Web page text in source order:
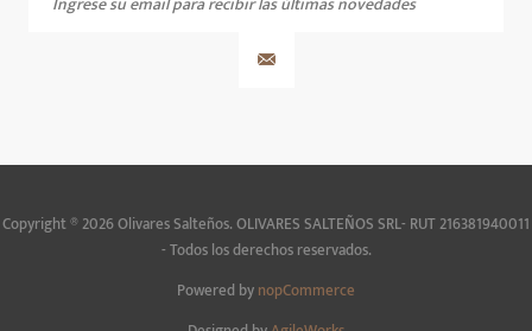
Copyright ® 2026 Olivares Salteños. OLIVARES SALTEÑOS SRL- RUT 216381940011
- Todos los derechos reservados.
Powered bynopCommerce